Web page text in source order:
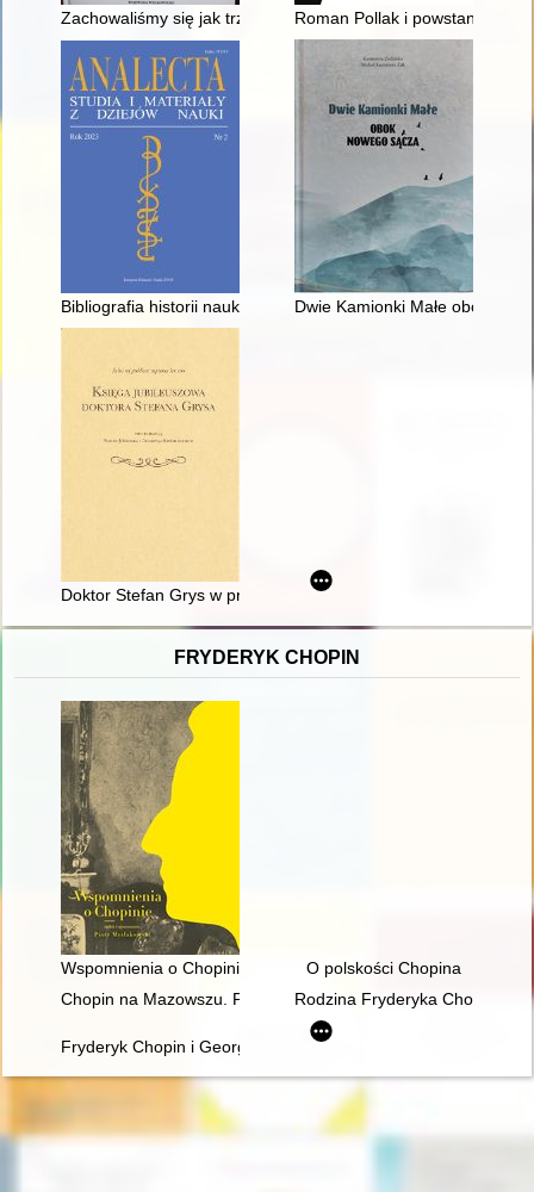
Zachowaliśmy się jak trzeba... : groby wojenne ofiar
Roman Pollak i powstanie
Bibliografia historii nauki i techniki za 2022 r. (wybór) =
Dwie Kamionki Małe obok
Doktor Stefan Grys w progach Muzeum Okręgowego w
FRYDERYK CHOPIN
Wspomnienia o Chopinie. Cz. 1
O polskości Chopina
Chopin na Mazowszu. Przewodnik po miejscach historycznych
Rodzina Fryderyka Chopina na
Fryderyk Chopin i George Sand w oczach polskich biografów i